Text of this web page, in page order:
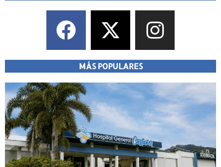
MÁS POPULARES